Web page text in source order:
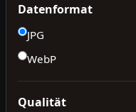
Datenformat
JPG
WebP
Qualität